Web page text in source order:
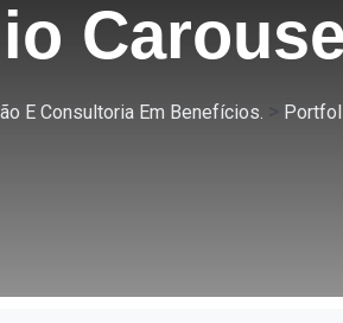
E Consultoria Em Benefícios. >